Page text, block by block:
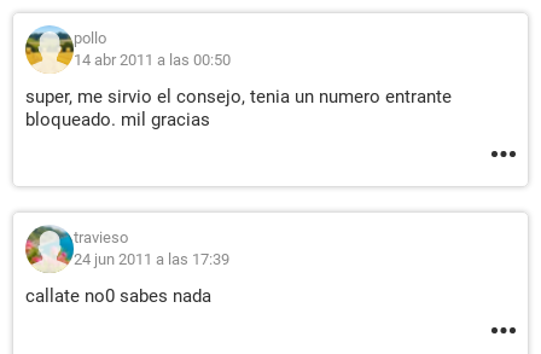
pollo
14 abr 2011 a las 00:50
super, me sirvio el consejo, tenia un numero entrante
bloqueado. mil gracias
travieso
24 jun 2011 a las 17:39
callate no0 sabes nada